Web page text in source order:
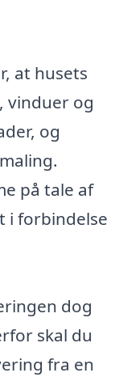
at husets
vinduer og
og
på tale af
i forbindelse
dog
skal du
fra en